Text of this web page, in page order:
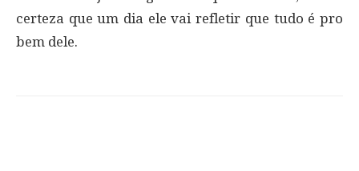
certeza que um dia ele vai refletir que tudo é pro
bem dele.